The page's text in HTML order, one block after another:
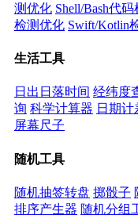
测优化 Shell/Bash代
检测优化 Swift/Kotlin
生活工具
日出日落时间 经纬度
询 科学计算器 日期计
屏幕尺子
随机工具
随机抽签转盘 掷骰子
排序产生器 随机分组